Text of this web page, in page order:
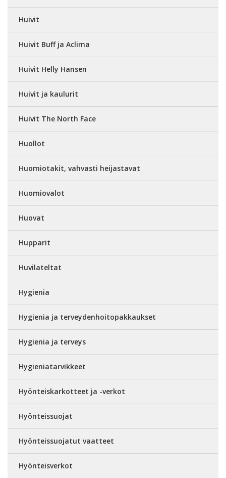
Huivit
Huivit Buff ja Aclima
Huivit Helly Hansen
Huivit ja kaulurit
Huivit The North Face
Huollot
Huomiotakit, vahvasti heijastavat
Huomiovalot
Huovat
Hupparit
Huvilateltat
Hygienia
Hygienia ja terveydenhoitopakkaukset
Hygienia ja terveys
Hygieniatarvikkeet
Hyönteiskarkotteet ja -verkot
Hyönteissuojat
Hyönteissuojatut vaatteet
Hyönteisverkot